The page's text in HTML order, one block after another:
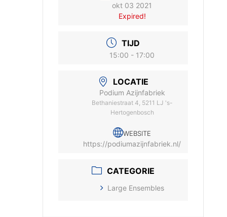
okt 03 2021
Expired!
TIJD
15:00 - 17:00
LOCATIE
Podium Azijnfabriek
Bethaniestraat 4, 5211 LJ 's-
Hertogenbosch
WEBSITE
https://podiumazijnfabriek.nl/
CATEGORIE
Large Ensembles